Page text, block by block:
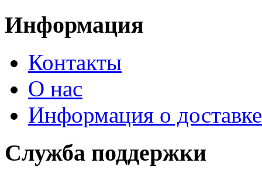
Информация
Контакты
О нас
Информация о доставке
Служба поддержки